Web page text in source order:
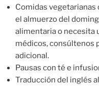
Comidas vegetarianas
el almuerzo del
alimentaria o necesita
médicos, consúltenos
adicional.
Pausas con té e
Traducción del inglés